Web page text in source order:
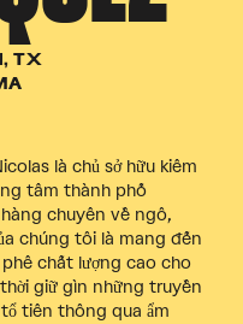
TX
là chủ sở hữu kiêm
tâm thành phố
chuyên về ngô,
chúng tôi là mang đến
chất lượng cao cho
giữ gìn những truyền
tiên thông qua ẩm